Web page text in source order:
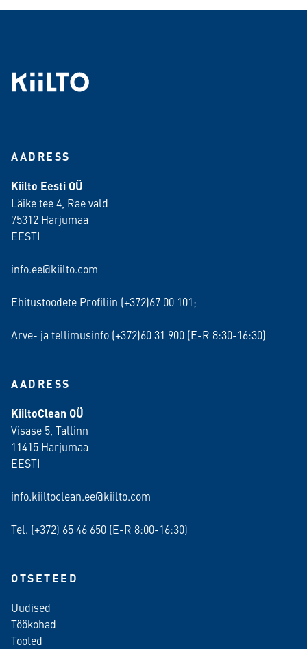
AADRESS
Kiilto Eesti OÜ
Läike tee 4, Rae vald
75312 Harjumaa
EESTI
info.ee@kiilto.com
Ehitustoodete Profiliin (+372)67 00 101;
Arve- ja tellimusinfo (+372)60 31 900 (E-R 8:30-16:30)
AADRESS
KiiltoClean OÜ
Visase 5, Tallinn
11415 Harjumaa
EESTI
info.kiiltoclean.ee@kiilto.com
Tel. (+372) 65 46 650 (E-R 8:00-16:30)
OTSETEED
Uudised
Töökohad
Tooted